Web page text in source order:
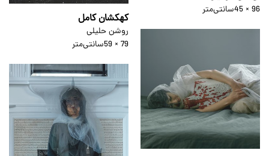
96 × 45
سانتی‌متر
کهکشان کامل
روشن حلیلی
79 × 59
سانتی‌متر